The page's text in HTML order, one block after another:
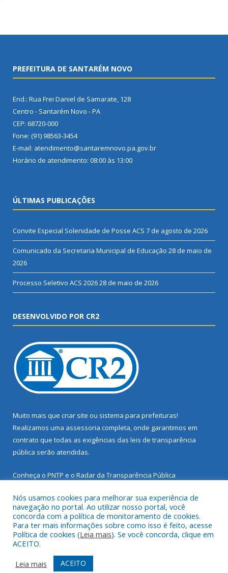
PREFEITURA DE SANTARÉM NOVO
End.: Rua Frei Daniel de Samarate, 128
Centro - Santarém Novo - PA
CEP: 68720-000
Fone: (91) 98563-3454
E-mail: atendimento@santaremnovo.pa.gov.br
Horário de atendimento: 08:00 às 13:00
ÚLTIMAS PUBLICAÇÕES
Convite Especial Solenidade de Posse ACS 7 de agosto de 2026
Comunicado da Secretaria Municipal de Educação 28 de maio de
2026
Processo Seletivo ACS 202628 de maio de 2026
DESENVOLVIDO POR CR2
Muito mais que criar site ou sistema para prefeituras!
Realizamos uma assessoria completa, onde garantimos em
contrato que todas as exigências das leis de transparência
pública serão atendidas.
Conheça o PNTP e o Radar da Transparência Pública
Todos os direitos reservados a Prefeitura Municipal de Santarém
Novo.
Mapa do Site
Acessar Área Administrativa
Nós usamos cookies para melhorar sua experiência de
navegação no portal. Ao utilizar nosso portal, você
concorda com a política de monitoramento de cookies.
Para ter mais informações sobre como isso é feito, acesse
Política de cookies (Leia mais). Se você concorda, clique em
ACEITO.
Leia mais
ACEITO